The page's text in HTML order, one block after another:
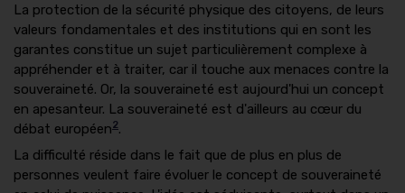
La protection de la sécurité physique des citoyens, de leurs
valeurs fondamentales et des institutions qui en sont les
garantes constitue un sujet particulièrement complexe à
appréhender et à traiter, car il touche aux menaces contre la
souveraineté. Or, la souveraineté est aujourd'hui un concept
en apesanteur. La souveraineté est d'ailleurs au cœur du
débat européen2.
La difficulté réside dans le fait que de plus en plus de
personnes veulent faire évoluer le concept de souveraineté